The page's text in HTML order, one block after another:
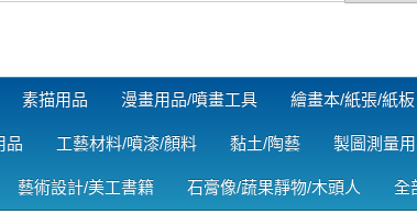
素描用品 漫畫用品/噴畫工具 繪畫本/紙張/紙板
品 工藝材料/噴漆/顏料 黏土/陶藝 製圖測量
藝術設計/美工書籍 石膏像/蔬果靜物/木頭人 全